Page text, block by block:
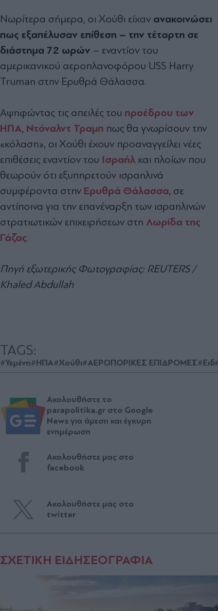
Νωρίτερα σήμερα, οι Χούθι είχαν ανακοινώσει
πως εξαπέλυσαν επίθεση – την τέταρτη σε
διάστημα 72 ωρών – εναντίον του
αμερικανικού αεροπλανοφόρου USS Harry
Truman στην Ερυθρά Θάλασσα.
Αψηφώντας τις απειλές του προέδρου των
ΗΠΑ, Ντόναλντ Τραμπ πως θα γνωρίσουν την
«κόλαση», οι Χούθι έχουν προαναγγείλει νέες
επιθέσεις εναντίον του Ισραήλ και πλοίων που
θεωρούν ότι εξυπηρετούν ισραηλινά
συμφέροντα στην Ερυθρά Θάλασσα, σε
αντίποινα για την επανέναρξη των ισραηλινών
στρατιωτικών επιχειρήσεων στη Λωρίδα της
Γάζας.
Πηγή εξωτερικής Φωτογραφίας: REUTERS /
Khaled Abdullah
TAGS:
#Υεμένη#ΗΠΑ#Χούθι#ΑΕΡΟΠΟΡΙΚΕΣ ΕΠΙΔΡΟΜΕΣ
Ακολουθήστε το
parapolitika.gr στο Google
News για άμεση και έγκυρη
ενημέρωση
Ακολουθήστε μας στο
facebook
Ακολουθήστε μας στο
twitter
ΣΧΕΤΙΚΗ ΕΙΔΗΣΕΟΓΡΑΦΙΑ